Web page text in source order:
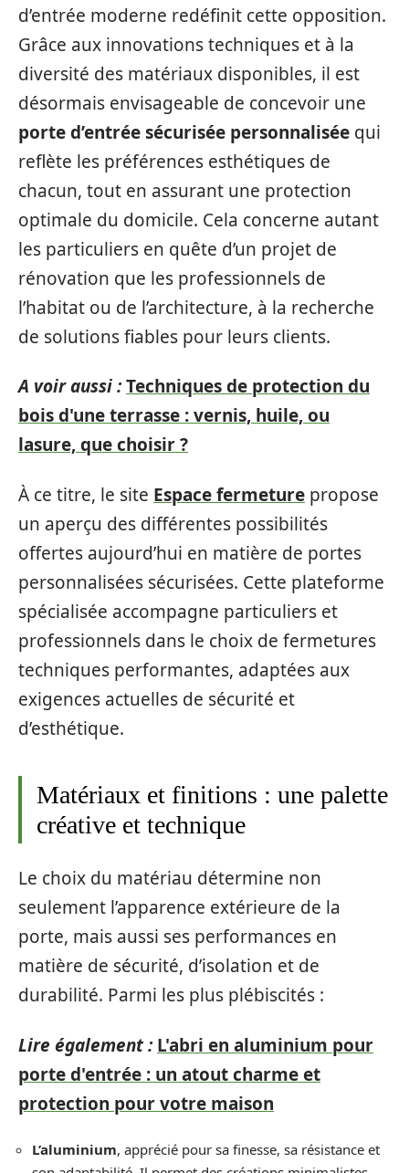
d’entrée moderne redéfinit cette opposition.
Grâce aux innovations techniques et à la
diversité des matériaux disponibles, il est
désormais envisageable de concevoir une
porte d’entrée sécurisée personnalisée qui
reflète les préférences esthétiques de
chacun, tout en assurant une protection
optimale du domicile. Cela concerne autant
les particuliers en quête d’un projet de
rénovation que les professionnels de
l’habitat ou de l’architecture, à la recherche
de solutions fiables pour leurs clients.
A voir aussi :Techniques de protection du
bois d'une terrasse : vernis, huile, ou
lasure, que choisir ?
À ce titre, le site Espace fermeture propose
un aperçu des différentes possibilités
offertes aujourd’hui en matière de portes
personnalisées sécurisées. Cette plateforme
spécialisée accompagne particuliers et
professionnels dans le choix de fermetures
techniques performantes, adaptées aux
exigences actuelles de sécurité et
d’esthétique.
Matériaux et finitions : une palette
créative et technique
Le choix du matériau détermine non
seulement l’apparence extérieure de la
porte, mais aussi ses performances en
matière de sécurité, d’isolation et de
durabilité. Parmi les plus plébiscités :
Lire également : L'abri en aluminium pour
porte d'entrée : un atout charme et
protection pour votre maison
L’aluminium, apprécié pour sa finesse, sa résistance et